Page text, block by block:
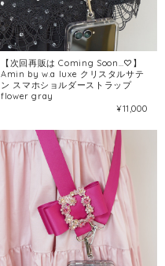
【次回再販は Coming Soon…♡】
Amin by w.a luxe クリスタルサテ
ン スマホショルダーストラップ
flower gray
¥11,000